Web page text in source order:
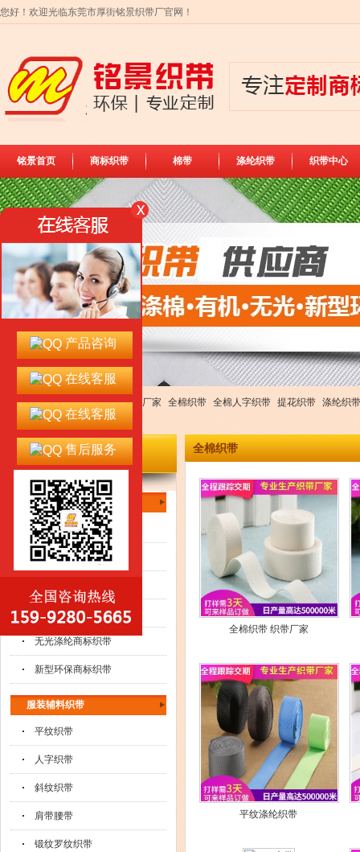
您好！欢迎光临东莞市厚街铭景织带厂官网！
铭景首页 商标织带 棉带 涤纶织带 织带中心
热门搜索： 织带 织带厂 织带厂家 全棉织带 全棉人字织带 提花织带 涤纶织带
产品分类
全棉织带
纯棉商标织带
涤纶商标织带
有机棉商标织带
无光涤纶商标织带
新型环保商标织带
服装辅料织带
平纹织带
人字织带
斜纹织带
肩带腰带
锻纹罗纹织带
全棉织带
全棉织带 织带厂家
平纹涤纶织带
产品咨询
在线客服
在线客服
售后服务